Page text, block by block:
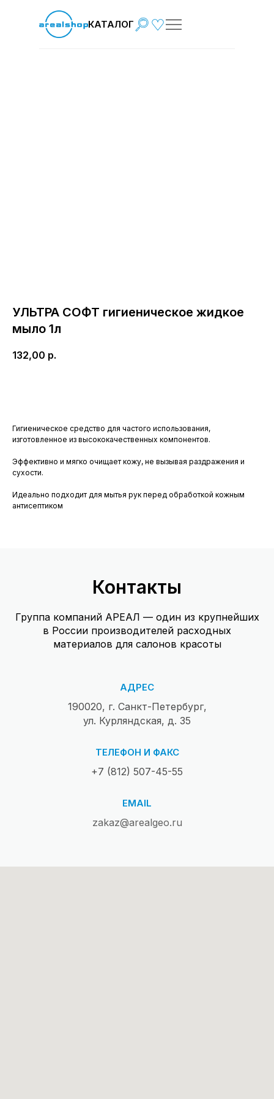
КАТАЛОГ
УЛЬТРА СОФТ гигиеническое жидкое
мыло 1л
132,00 р.
Гигиеническое средство для частого использования,
изготовленное из высококачественных компонентов.
Эффективно и мягко очищает кожу, не вызывая раздражения и
сухости.
Идеально подходит для мытья рук перед обработкой кожным
антисептиком
Контакты
Группа компаний АРЕАЛ — один из крупнейших
в России производителей расходных
материалов для салонов красоты
АДРЕС
190020, г. Санкт-Петербург,
ул. Курляндская, д. 35
ТЕЛЕФОН И ФАКС
+7 (812) 507-45-55
EMAIL
zakaz@arealgeo.ru